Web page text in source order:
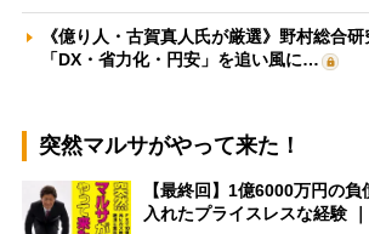
《億り人・古賀真人氏が厳選》野村総合
「DX・省力化・円安」を追い風に…
突然マルサがやって来た！
【最終回】1億6000万円の
入れたプライスレスな経験